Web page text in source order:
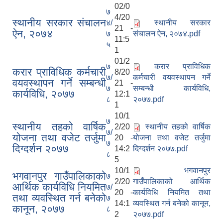
स्थानीय सरकार संचालन
ऐन, २०७४
७
४/
७
५
02/0
4/20
21 -
11:5
1
स्थानीय सरकार
संचालन ऐन, २०७४.pdf
करार प्राविधिक कर्मचारी
वयवस्थापन गर्ने सम्बन्धी
कार्यविधि, २०७७
७
७/
७
८
01/2
8/20
21 -
12:1
1
करार प्राविधिक
कर्मचारी वयवस्थापन गर्ने
सम्बन्धी कार्यविधि,
२०७७.pdf
स्थानीय तहको वार्षिक
योजना तथा वजेट तर्जुमा
दिग्दर्शन २०७७
७
७/
७
८
10/1
2/20
20 -
14:2
5
स्थानीय तहको वार्षिक
योजना तथा वजेट तर्जुमा
दिग्दर्शन २०७७.pdf
भगवानपुर गाउँपालिकाको
आर्थिक कार्यविधि नियमित
तथा व्यवस्थित गर्न बनेको
कानून, २०७७
७
७/
७
८
10/1
2/20
20 -
14:1
2
भगवानपुर
गाउँपालिकाको आर्थिक
कार्यविधि नियमित तथा
व्यवस्थित गर्न बनेको कानून,
२०७७.pdf